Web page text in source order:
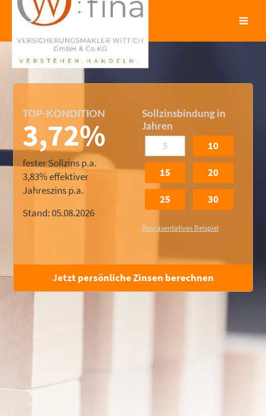
TOP-KONDITION
3,72%
fester Sollzins p.a.
3,83%effektiver
Jahreszins p.a.
Stand: 05.08.2026
Sollzinsbindung in
Jahren
5 10
15 20
25 30
Repräsentatives Beispiel
Jetzt persönliche Zinsen berechnen